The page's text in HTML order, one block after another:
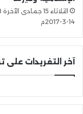
14-3-2017م
آخر التغريدات على